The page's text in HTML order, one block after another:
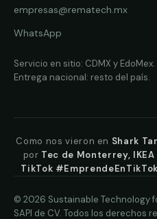
empresas@rematech.mx
WhatsApp
Servicio en sitio: CDMX y EdoMex.
Entrega nacional: resto del país.
Como nos vieron en Shark
por Tec de Monterrey,
TikTok #EmprendeEnTikTok
© 2026 Sustainable Technology
SAPI de CV. Todos los derechos